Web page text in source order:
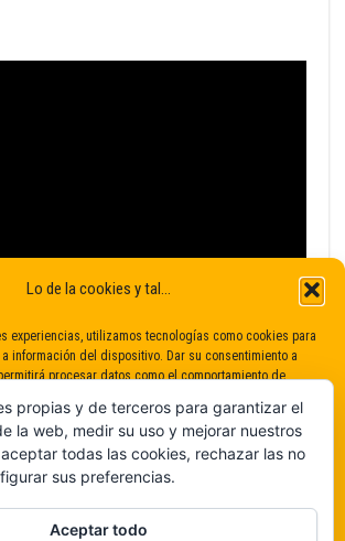
Lo de la cookies y tal...
experiencias, utilizamos tecnologías como cookies para
información del dispositivo. Dar su consentimiento a
procesar datos como el comportamiento de
negativamente a determinadas características y
propias y de terceros para garantizar el
la web, medir su uso y mejorar nuestros
todas las cookies, rechazar las no
sus preferencias.
Aceptar todo